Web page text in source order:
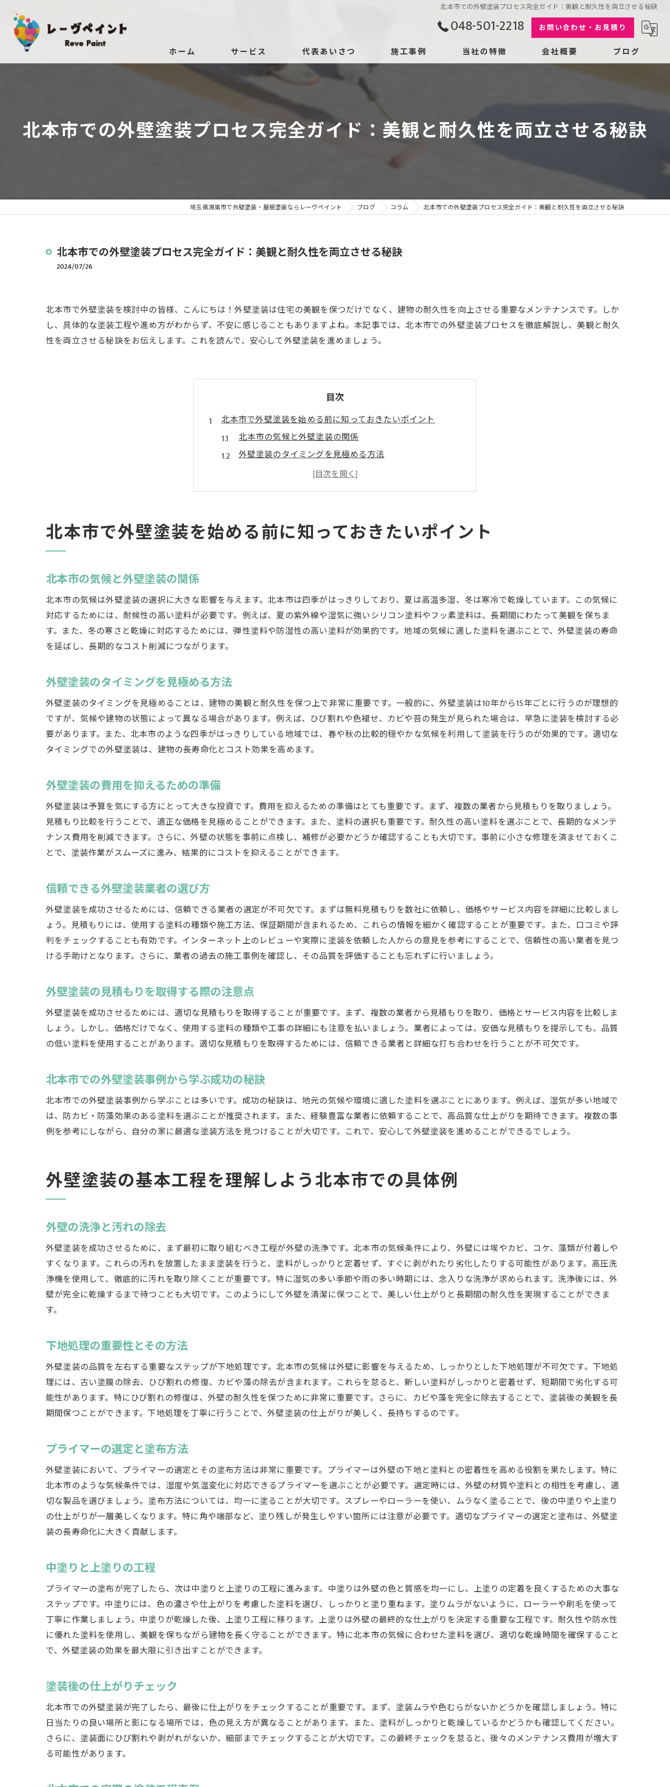
北本市での外壁塗装プロセス完全ガイド：美観と耐久性を両立させる秘訣
048-501-2218 お問い合わせ・お見積り
ホーム サービス
依頼、相談の流れ
代表あいさつ 施工事例 当社の特徴
リフォーム
会社概要 ブログ
コラム
北本市での外壁塗装プロセス完全ガイド：美観と耐久性を両立させる秘訣
埼玉県鴻巣市で外壁塗装・屋根塗装ならレーヴペイント ブログ コラム 北本市での外壁塗装プロセス完全ガイド：美観と耐久性を両立させる秘訣
北本市での外壁塗装プロセス完全ガイド：美観と耐久性を両立させる秘訣
2024/07/26
北本市で外壁塗装を検討中の皆様、こんにちは！外壁塗装は住宅の美観を保つだけでなく、建物の耐久性を向上させる重要なメンテナンスです。しか
し、具体的な塗装工程や進め方がわからず、不安に感じることもありますよね。本記事では、北本市での外壁塗装プロセスを徹底解説し、美観と耐久
性を両立させる秘訣をお伝えします。これを読んで、安心して外壁塗装を進めましょう。
目次
北本市で外壁塗装を始める前に知っておきたいポイント
北本市の気候と外壁塗装の関係
外壁塗装のタイミングを見極める方法
外壁塗装の費用を抑えるための準備
信頼できる外壁塗装業者の選び方
北本市での外壁塗装事例から学ぶ成功の秘訣
外壁塗装の基本工程を理解しよう北本市での具体例
プライマーの選定と塗布方法
中塗りと上塗りの工程
塗装後の仕上がりチェック
下地処理が塗装の耐久性に与える影響
クラックや欠損部の補修方法
下地処理剤の選び方と使い方
北本市での下地処理事例
外壁塗装に適した塗料の種類
北本市の気候に適した塗料選び
耐久性と美観を両立させる塗料の特徴
環境に優しい塗料のメリット
北本市での外壁塗装作業中の注意点とプロのコツ
作業中の天候に対する対応策
周囲への配慮と対策
塗装作業中の安全対策
塗装作業中のトラブル対処法
北本市の施工現場から学ぶ実例
外壁塗装を成功させるための品質管理北本市での実践例
品質管理の重要性とポイント
品質管理のための定期監査
施工後の保証内容とその確認
北本市での成功事例から学ぶ品質管理
不具合が発生した場合の対応方法
定期的なメンテナンスの重要性
外壁の汚れを防ぐ方法
外壁塗装後のメンテナンス事例
長持ちさせるためのプロのアドバイス
外壁塗装の費用対効果を最大限に引き出す北本市での実例紹介
費用対効果を考慮した塗料選び
北本市での費用対効果が高い事例
長期的な視点での費用対効果の考え方
北本市で外壁塗装を始める前に知っておきたいポイント
北本市の気候と外壁塗装の関係
北本市の気候は外壁塗装の選択に大きな影響を与えます。北本市は四季がはっきりしており、夏は高温多湿、冬は寒冷で乾燥しています。この気候に
対応するためには、耐候性の高い塗料が必要です。例えば、夏の紫外線や湿気に強いシリコン塗料やフッ素塗料は、長期間にわたって美観を保ちま
す。また、冬の寒さと乾燥に対応するためには、弾性塗料や防湿性の高い塗料が効果的です。地域の気候に適した塗料を選ぶことで、外壁塗装の寿命
を延ばし、長期的なコスト削減につながります。
外壁塗装のタイミングを見極める方法
外壁塗装のタイミングを見極めることは、建物の美観と耐久性を保つ上で非常に重要です。一般的に、外壁塗装は10年から15年ごとに行うのが理想的
ですが、気候や建物の状態によって異なる場合があります。例えば、ひび割れや色褪せ、カビや苔の発生が見られた場合は、早急に塗装を検討する必
要があります。また、北本市のような四季がはっきりしている地域では、春や秋の比較的穏やかな気候を利用して塗装を行うのが効果的です。適切な
タイミングでの外壁塗装は、建物の長寿命化とコスト効果を高めます。
外壁塗装の費用を抑えるための準備
外壁塗装は予算を気にする方にとって大きな投資です。費用を抑えるための準備はとても重要です。まず、複数の業者から見積もりを取りましょう。
見積もり比較を行うことで、適正な価格を見極めることができます。また、塗料の選択も重要です。耐久性の高い塗料を選ぶことで、長期的なメンテ
ナンス費用を削減できます。さらに、外壁の状態を事前に点検し、補修が必要かどうか確認することも大切です。事前に小さな修理を済ませておくこ
とで、塗装作業がスムーズに進み、結果的にコストを抑えることができます。
信頼できる外壁塗装業者の選び方
外壁塗装を成功させるためには、信頼できる業者の選定が不可欠です。まずは無料見積もりを数社に依頼し、価格やサービス内容を詳細に比較しまし
ょう。見積もりには、使用する塗料の種類や施工方法、保証期間が含まれるため、これらの情報を細かく確認することが重要です。また、口コミや評
判をチェックすることも有効です。インターネット上のレビューや実際に塗装を依頼した人からの意見を参考にすることで、信頼性の高い業者を見つ
ける手助けとなります。さらに、業者の過去の施工事例を確認し、その品質を評価することも忘れずに行いましょう。
外壁塗装の見積もりを取得する際の注意点
外壁塗装を成功させるためには、適切な見積もりを取得することが重要です。まず、複数の業者から見積もりを取り、価格とサービス内容を比較しま
しょう。しかし、価格だけでなく、使用する塗料の種類や工事の詳細にも注意を払いましょう。業者によっては、安価な見積もりを提示しても、品質
の低い塗料を使用することがあります。適切な見積もりを取得するためには、信頼できる業者と詳細な打ち合わせを行うことが不可欠です。
北本市での外壁塗装事例から学ぶ成功の秘訣
北本市での外壁塗装事例から学ぶことは多いです。成功の秘訣は、地元の気候や環境に適した塗料を選ぶことにあります。例えば、湿気が多い地域で
は、防カビ・防藻効果のある塗料を選ぶことが推奨されます。また、経験豊富な業者に依頼することで、高品質な仕上がりを期待できます。複数の事
例を参考にしながら、自分の家に最適な塗装方法を見つけることが大切です。これで、安心して外壁塗装を進めることができるでしょう。
外壁塗装の基本工程を理解しよう北本市での具体例
外壁の洗浄と汚れの除去
外壁塗装を成功させるために、まず最初に取り組むべき工程が外壁の洗浄です。北本市の気候条件により、外壁には埃やカビ、コケ、藻類が付着しや
すくなります。これらの汚れを放置したまま塗装を行うと、塗料がしっかりと定着せず、すぐに剥がれたり劣化したりする可能性があります。高圧洗
浄機を使用して、徹底的に汚れを取り除くことが重要です。特に湿気の多い季節や雨の多い時期には、念入りな洗浄が求められます。洗浄後には、外
壁が完全に乾燥するまで待つことも大切です。このようにして外壁を清潔に保つことで、美しい仕上がりと長期間の耐久性を実現することができま
す。
下地処理の重要性とその方法
外壁塗装の品質を左右する重要なステップが下地処理です。北本市の気候は外壁に影響を与えるため、しっかりとした下地処理が不可欠です。下地処
理には、古い塗膜の除去、ひび割れの修復、カビや藻の除去が含まれます。これらを怠ると、新しい塗料がしっかりと密着せず、短期間で劣化する可
能性があります。特にひび割れの修復は、外壁の耐久性を保つために非常に重要です。さらに、カビや藻を完全に除去することで、塗装後の美観を長
期間保つことができます。下地処理を丁寧に行うことで、外壁塗装の仕上がりが美しく、長持ちするのです。
プライマーの選定と塗布方法
外壁塗装において、プライマーの選定とその塗布方法は非常に重要です。プライマーは外壁の下地と塗料との密着性を高める役割を果たします。特に
北本市のような気候条件では、湿度や気温変化に対応できるプライマーを選ぶことが必要です。選定時には、外壁の材質や塗料との相性を考慮し、適
切な製品を選びましょう。塗布方法については、均一に塗ることが大切です。スプレーやローラーを使い、ムラなく塗ることで、後の中塗りや上塗り
の仕上がりが一層美しくなります。特に角や端部など、塗り残しが発生しやすい箇所には注意が必要です。適切なプライマーの選定と塗布は、外壁塗
装の長寿命化に大きく貢献します。
中塗りと上塗りの工程
プライマーの塗布が完了したら、次は中塗りと上塗りの工程に進みます。中塗りは外壁の色と質感を均一にし、上塗りの定着を良くするための大事な
ステップです。中塗りには、色の濃さや仕上がりを考慮した塗料を選び、しっかりと塗り重ねます。塗りムラがないように、ローラーや刷毛を使って
丁寧に作業しましょう。中塗りが乾燥した後、上塗り工程に移ります。上塗りは外壁の最終的な仕上がりを決定する重要な工程です。耐久性や防水性
に優れた塗料を使用し、美観を保ちながら建物を長く守ることができます。特に北本市の気候に合わせた塗料を選び、適切な乾燥時間を確保すること
で、外壁塗装の効果を最大限に引き出すことができます。
塗装後の仕上がりチェック
北本市での外壁塗装が完了したら、最後に仕上がりをチェックすることが重要です。まず、塗装ムラや色むらがないかどうかを確認しましょう。特に
日当たりの良い場所と影になる場所では、色の見え方が異なることがあります。また、塗料がしっかりと乾燥しているかどうかも確認してください。
さらに、塗装面にひび割れや剥がれがないか、細部までチェックすることが大切です。この最終チェックを怠ると、後々のメンテナンス費用が増大す
る可能性があります。